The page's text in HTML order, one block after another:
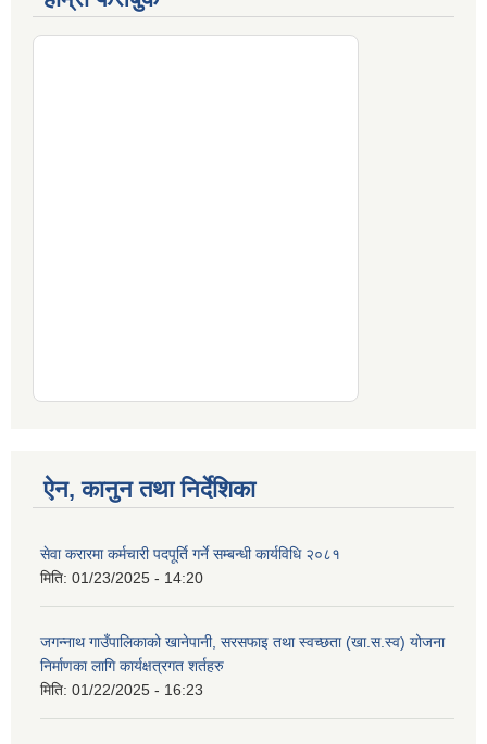
ऐन, कानुन तथा निर्देशिका
सेवा करारमा कर्मचारी पदपूर्ति गर्ने सम्बन्धी कार्यविधि २०८१
मिति: 01/23/2025 - 14:20
जगन्नाथ गाउँपालिकाको खानेपानी, सरसफाइ तथा स्वच्छता (खा.स.स्व) योजना
निर्माणका लागि कार्यक्षत्रगत शर्तहरु
मिति: 01/22/2025 - 16:23